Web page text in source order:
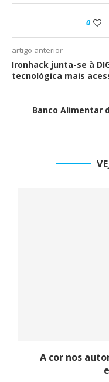
0
artigo anterior
Ironhack junta-se à
tecnológica mais
Banco Alimentar
A cor nos